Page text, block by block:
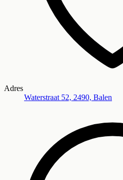
Adres
Waterstraat 52, 2490, Balen